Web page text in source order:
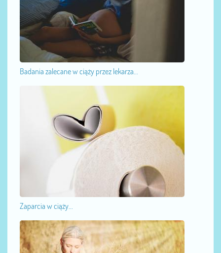
Badania zalecane w ciąży przez lekarza...
Zaparcia w ciąży...